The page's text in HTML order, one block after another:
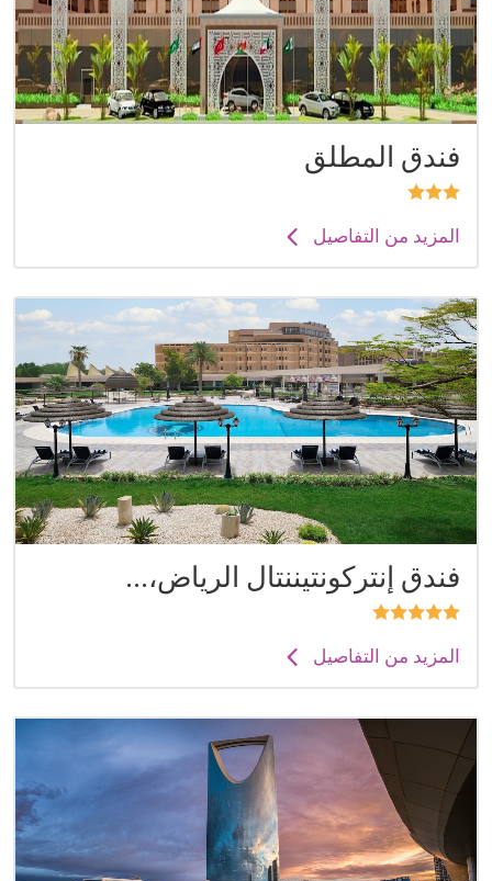
فندق المطلق
المزيد من التفاصيل
فندق إنتركونتيننتال الرياض،...
المزيد من التفاصيل